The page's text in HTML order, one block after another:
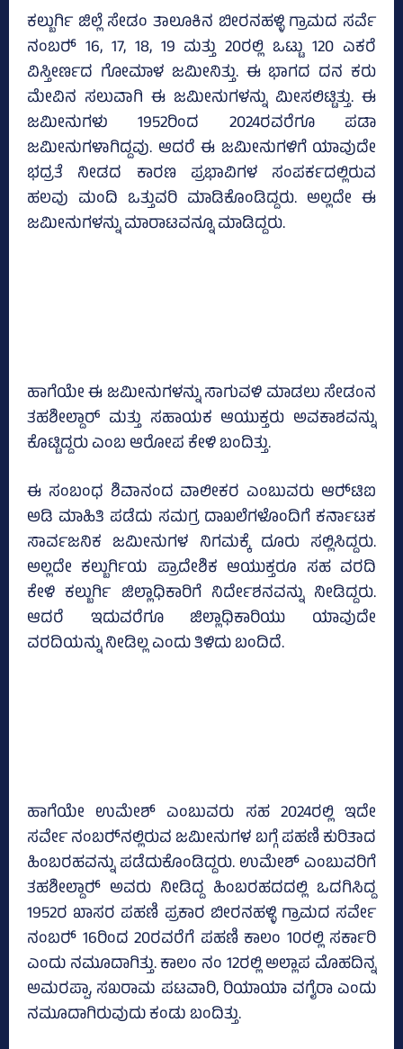
ಕಲ್ಬುರ್ಗಿ ಜಿಲ್ಲೆ ಸೇಡಂ ತಾಲೂಕಿನ ಬೀರನಹಳ್ಳಿ ಗ್ರಾಮದ ಸರ್ವೆ
ನಂಬರ್‍‌ 16, 17, 18, 19 ಮತ್ತು 20ರಲ್ಲಿ ಒಟ್ಟು 120 ಎಕರೆ
ವಿಸ್ತೀರ್ಣದ ಗೋಮಾಳ ಜಮೀನಿತ್ತು. ಈ ಭಾಗದ ದನ ಕರು
ಮೇವಿನ ಸಲುವಾಗಿ ಈ ಜಮೀನುಗಳನ್ನು ಮೀಸಲಿಟ್ಟಿತ್ತು. ಈ
ಜಮೀನುಗಳು 1952ರಿಂದ 2024ರವರೆಗೂ ಪಡಾ
ಜಮೀನುಗಳಾಗಿದ್ದವು. ಆದರೆ ಈ ಜಮೀನುಗಳಿಗೆ ಯಾವುದೇ
ಭದ್ರತೆ ನೀಡದ ಕಾರಣ ಪ್ರಭಾವಿಗಳ ಸಂಪರ್ಕದಲ್ಲಿರುವ
ಹಲವು ಮಂದಿ ಒತ್ತುವರಿ ಮಾಡಿಕೊಂಡಿದ್ದರು. ಅಲ್ಲದೇ ಈ
ಜಮೀನುಗಳನ್ನು ಮಾರಾಟವನ್ನೂ ಮಾಡಿದ್ದರು.
ಹಾಗೆಯೇ ಈ ಜಮೀನುಗಳನ್ನು ಸಾಗುವಳಿ ಮಾಡಲು ಸೇಡಂನ
ತಹಶೀಲ್ದಾರ್ ಮತ್ತು ಸಹಾಯಕ ಆಯುಕ್ತರು ಅವಕಾಶವನ್ನು
ಕೊಟ್ಟಿದ್ದರು ಎಂಬ ಆರೋಪ ಕೇಳಿ ಬಂದಿತ್ತು.
ಈ ಸಂಬಂಧ ಶಿವಾನಂದ ವಾಲೀಕರ ಎಂಬುವರು ಆರ್‍‌ಟಿಐ
ಅಡಿ ಮಾಹಿತಿ ಪಡೆದು ಸಮಗ್ರ ದಾಖಲೆಗಳೊಂದಿಗೆ ಕರ್ನಾಟಕ
ಸಾರ್ವಜನಿಕ ಜಮೀನುಗಳ ನಿಗಮಕ್ಕೆ ದೂರು ಸಲ್ಲಿಸಿದ್ದರು.
ಅಲ್ಲದೇ ಕಲ್ಬುರ್ಗಿಯ ಪ್ರಾದೇಶಿಕ ಆಯುಕ್ತರೂ ಸಹ ವರದಿ
ಕೇಳಿ ಕಲ್ಬುರ್ಗಿ ಜಿಲ್ಲಾಧಿಕಾರಿಗೆ ನಿರ್ದೇಶನವನ್ನು ನೀಡಿದ್ದರು.
ಆದರೆ ಇದುವರೆಗೂ ಜಿಲ್ಲಾಧಿಕಾರಿಯು ಯಾವುದೇ
ವರದಿಯನ್ನು ನೀಡಿಲ್ಲ ಎಂದು ತಿಳಿದು ಬಂದಿದೆ.
ಹಾಗೆಯೇ ಉಮೇಶ್‌ ಎಂಬುವರು ಸಹ 2024ರಲ್ಲಿ ಇದೇ
ಸರ್ವೇ ನಂಬರ್‍‌ನಲ್ಲಿರುವ ಜಮೀನುಗಳ ಬಗ್ಗೆ ಪಹಣಿ ಕುರಿತಾದ
ಹಿಂಬರಹವನ್ನು ಪಡೆದುಕೊಂಡಿದ್ದರು. ಉಮೇಶ್‌ ಎಂಬುವರಿಗೆ
ತಹಶೀಲ್ದಾರ್‍‌ ಅವರು ನೀಡಿದ್ದ ಹಿಂಬರಹದದಲ್ಲಿ ಒದಗಿಸಿದ್ದ
1952ರ ಖಾಸರ ಪಹಣಿ ಪ್ರಕಾರ ಬೀರನಹಳ್ಳಿ ಗ್ರಾಮದ ಸರ್ವೇ
ನಂಬರ್‍‌ 16ರಿಂದ 20ರವರೆಗೆ ಪಹಣಿ ಕಾಲಂ 10ರಲ್ಲಿ ಸರ್ಕಾರಿ
ಎಂದು ನಮೂದಾಗಿತ್ತು. ಕಾಲಂ ನಂ 12ರಲ್ಲಿ ಅಲ್ಲಾಪ ಮೊಹದಿನ್ನ
ಅಮರಪ್ಪಾ, ಸಖರಾಮ ಪಟವಾರಿ, ರಿಯಾಯಾ ವಗೈರಾ ಎಂದು
ನಮೂದಾಗಿರುವುದು ಕಂಡು ಬಂದಿತ್ತು.